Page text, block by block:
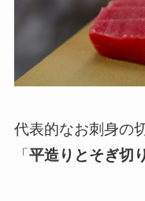
代表的なお刺身の
「 平造りとそぎ切り